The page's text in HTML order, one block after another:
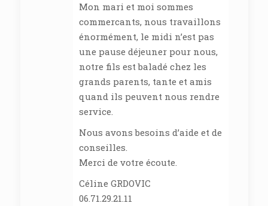
Mon mari et moi sommes
commercants, nous travaillons
énormément, le midi n’est pas
une pause déjeuner pour nous,
notre fils est baladé chez les
grands parents, tante et amis
quand ils peuvent nous rendre
service.
Nous avons besoins d’aide et de
conseilles.
Merci de votre écoute.
Céline GRDOVIC
06.71.29.21.11